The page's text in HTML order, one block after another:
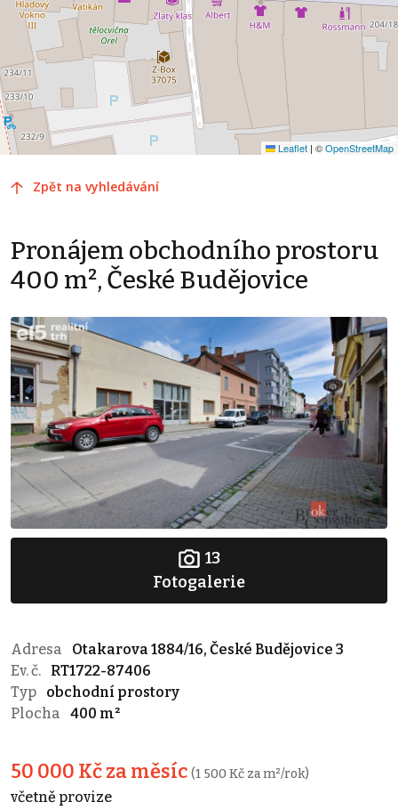
Leaflet | ©OpenStreetMap
Zpět na vyhledávání
Pronájem obchodního prostoru
400 m², České Budějovice
13
Fotogalerie
Adresa
Otakarova 1884/16, České Budějovice 3
Ev. č.
RT1722-87406
Typ
obchodní prostory
Plocha
400 m²
50 000 Kč za měsíc (1 500 Kč za m²/rok)
včetně provize